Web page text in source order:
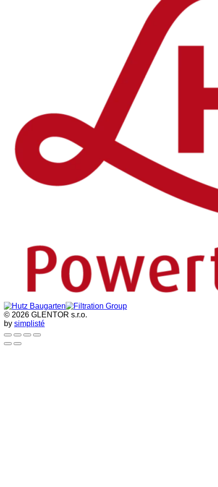
© 2026 GLENTOR s.r.o.
by simplisté